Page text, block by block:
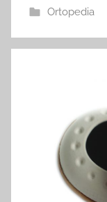
Ortopedia